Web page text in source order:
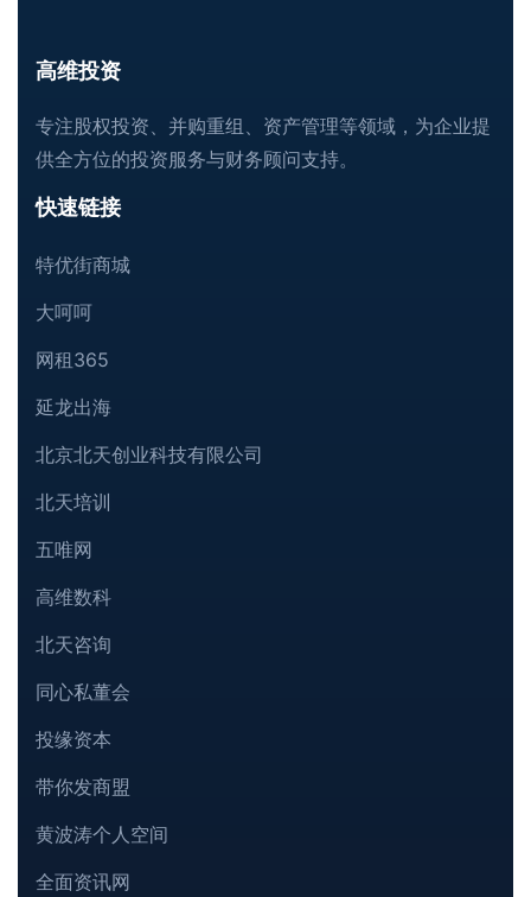
高维投资
专注股权投资、并购重组、资产管理等领域，为企业提
供全方位的投资服务与财务顾问支持。
快速链接
特优街商城
大呵呵
网租365
延龙出海
北京北天创业科技有限公司
北天培训
五唯网
高维数科
北天咨询
同心私董会
投缘资本
带你发商盟
黄波涛个人空间
全面资讯网